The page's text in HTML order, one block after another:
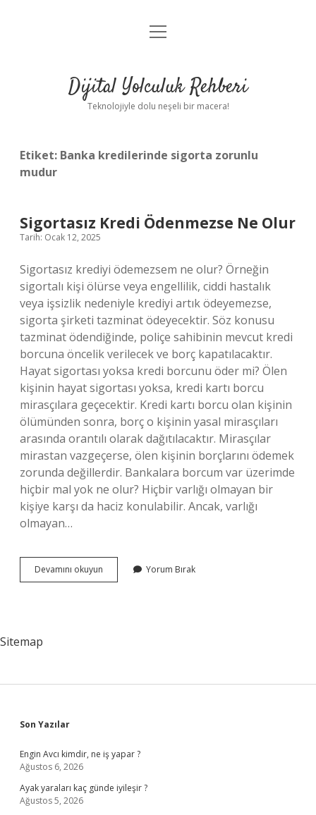
Anasayfa
Yasal Uyarı
menüyü
Dijital Yolculuk Rehberi
Teknolojiyle dolu neşeli bir macera!
Etiket: Banka kredilerinde sigorta zorunlu
mudur
Sigortasız Kredi Ödenmezse Ne Olur
Tarih: Ocak 12, 2025
Sigortasız krediyi ödemezsem ne olur? Örneğin
sigortalı kişi ölürse veya engellilik, ciddi hastalık
veya işsizlik nedeniyle krediyi artık ödeyemezse,
sigorta şirketi tazminat ödeyecektir. Söz konusu
tazminat ödendiğinde, poliçe sahibinin mevcut kredi
borcuna öncelik verilecek ve borç kapatılacaktır.
Hayat sigortası yoksa kredi borcunu öder mi? Ölen
kişinin hayat sigortası yoksa, kredi kartı borcu
mirasçılara geçecektir. Kredi kartı borcu olan kişinin
ölümünden sonra, borç o kişinin yasal mirasçıları
arasında orantılı olarak dağıtılacaktır. Mirasçılar
mirastan vazgeçerse, ölen kişinin borçlarını ödemek
zorunda değillerdir. Bankalara borcum var üzerimde
hiçbir mal yok ne olur? Hiçbir varlığı olmayan bir
kişiye karşı da haciz konulabilir. Ancak, varlığı
olmayan…
Devamını okuyun Sigortasız
Kredi
Yorum Bırak
Sitemap
Sidebar
Son Yazılar
Engin Avcı kimdir, ne iş yapar ?
Ağustos 6, 2026
Ayak yaraları kaç günde iyileşir ?
Ağustos 5, 2026